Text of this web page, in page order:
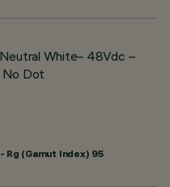
White– 48Vdc –
No Dot
(Gamut Index) 95